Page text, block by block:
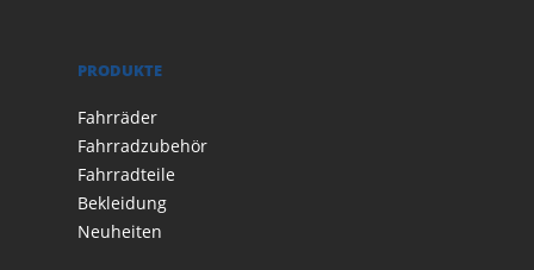
PRODUKTE
Fahrräder
Fahrradzubehör
Fahrradteile
Bekleidung
Neuheiten